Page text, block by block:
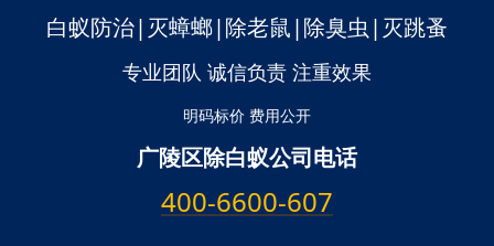
白蚁防治|灭蟑螂|除老鼠|除臭虫|灭跳蚤
专业团队 诚信负责 注重效果
明码标价 费用公开
广陵区除白蚁公司电话
400-6600-607